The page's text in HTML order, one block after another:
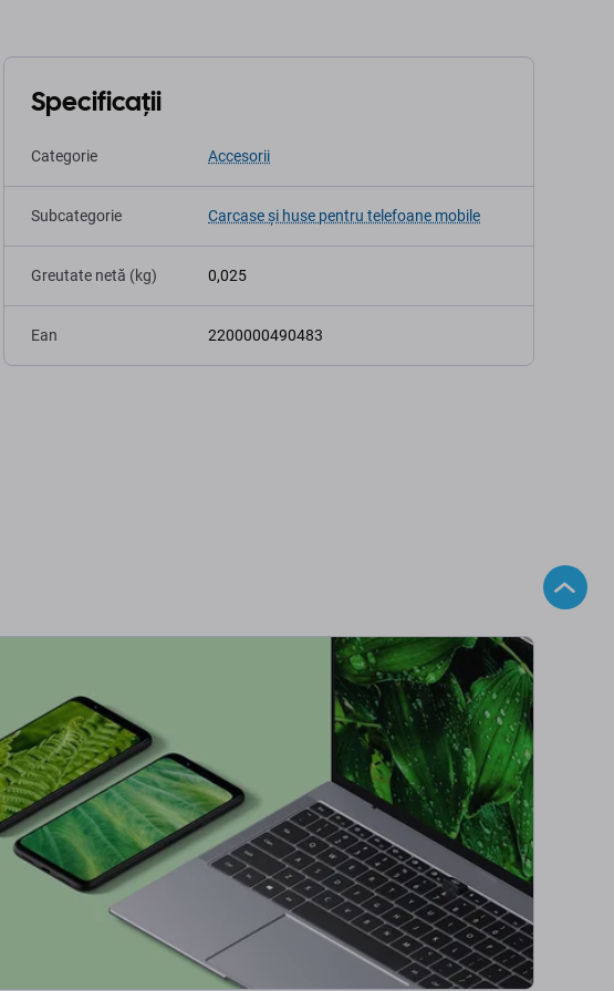
Specificații
Categorie Accesorii
Subcategorie Carcase și huse pentru telefoane mobile
Greutate netă (kg) 0,025
Ean 2200000490483